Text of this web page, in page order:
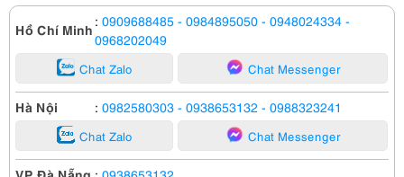
Hồ Chí Minh : 0909688485 - 0984895050 - 0948024334 -
0968202049
Chat Zalo Chat Messenger
Hà Nội : 0982580303 - 0938653132 - 0988323241
Chat Zalo Chat Messenger
VP Đà Nẵng